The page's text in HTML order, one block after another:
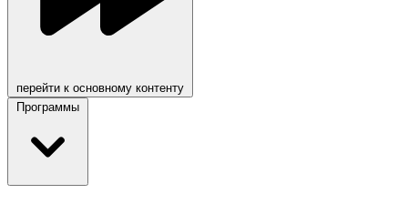
перейти к основному контенту
Программы